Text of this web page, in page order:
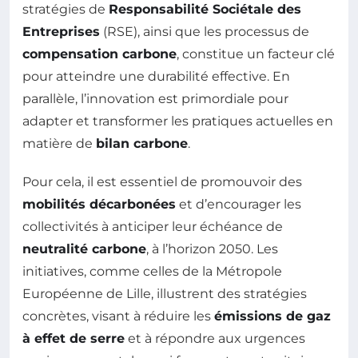
stratégies de Responsabilité Sociétale des
Entreprises (RSE), ainsi que les processus de
compensation carbone, constitue un facteur clé
pour atteindre une durabilité effective. En
parallèle, l’innovation est primordiale pour
adapter et transformer les pratiques actuelles en
matière de bilan carbone.
Pour cela, il est essentiel de promouvoir des
mobilités décarbonées et d’encourager les
collectivités à anticiper leur échéance de
neutralité carbone, à l’horizon 2050. Les
initiatives, comme celles de la Métropole
Européenne de Lille, illustrent des stratégies
concrètes, visant à réduire les émissions de gaz
à effet de serre et à répondre aux urgences